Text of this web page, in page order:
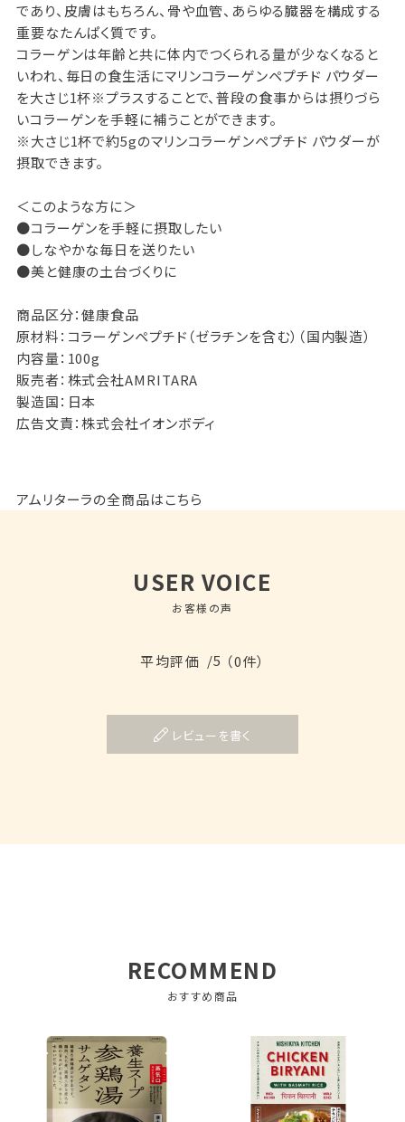
であり、皮膚はもちろん、骨や血管、あらゆる臓器を構成する
重要なたんぱく質です。
コラーゲンは年齢と共に体内でつくられる量が少なくなると
いわれ、毎日の食生活にマリンコラーゲンペプチド パウダー
を大さじ1杯※プラスすることで、普段の食事からは摂りづら
いコラーゲンを手軽に補うことができます。
※大さじ1杯で約5gのマリンコラーゲンペプチド パウダーが
摂取できます。
＜このような方に＞
●コラーゲンを手軽に摂取したい
●しなやかな毎日を送りたい
●美と健康の土台づくりに
商品区分：健康食品
原材料：コラーゲンペプチド（ゼラチンを含む）（国内製造）
内容量：100g
販売者：株式会社AMRITARA
製造国：日本
広告文責：株式会社イオンボディ
アムリターラの全商品はこちら
USER VOICE
お客様の声
平均評価 /5 （0件）
レビューを書く
RECOMMEND
おすすめ商品